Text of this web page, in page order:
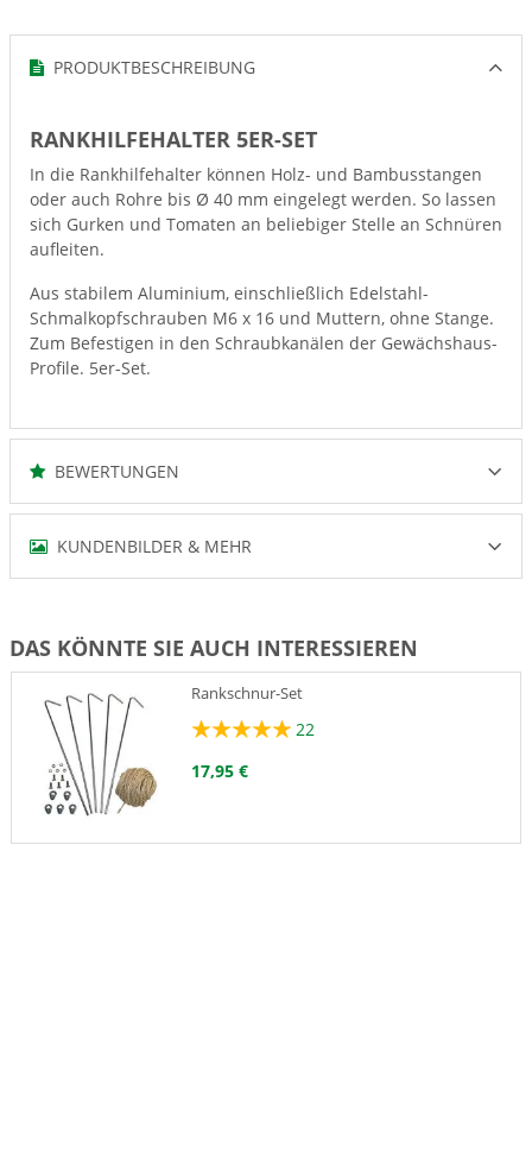
PRODUKTBESCHREIBUNG
RANKHILFEHALTER 5ER-SET
In die Rankhilfehalter können Holz- und Bambusstangen
oder auch Rohre bis Ø 40 mm eingelegt werden. So lassen
sich Gurken und Tomaten an beliebiger Stelle an Schnüren
aufleiten.
Aus stabilem Aluminium, einschließlich Edelstahl-
Schmalkopfschrauben M6 x 16 und Muttern, ohne Stange.
Zum Befestigen in den Schraubkanälen der Gewächshaus-
Profile. 5er-Set.
BEWERTUNGEN
KUNDENBILDER & MEHR
DAS KÖNNTE SIE AUCH INTERESSIEREN
Rankschnur-Set
22
17,95 €